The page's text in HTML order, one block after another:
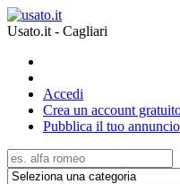
Usato.it - Cagliari
Accedi
Crea un account
Pubblica il tuo